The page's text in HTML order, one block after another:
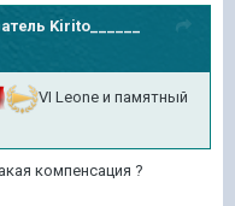
Kirito______
VI Leone и памятный
компенсация ?